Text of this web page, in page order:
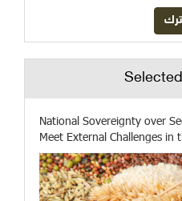
National Sovereignty over
Meet External Challenges in